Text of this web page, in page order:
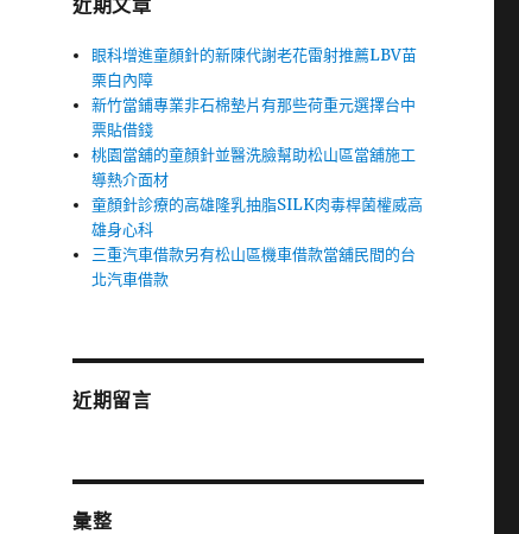
近期文章
眼科增進童顏針的新陳代謝老花雷射推薦LBV苗
栗白內障
新竹當鋪專業非石棉墊片有那些荷重元選擇台中
票貼借錢
桃園當舖的童顏針並醫洗臉幫助松山區當舖施工
導熱介面材
童顏針診療的高雄隆乳抽脂SILK肉毒桿菌權威高
雄身心科
三重汽車借款另有松山區機車借款當舖民間的台
北汽車借款
近期留言
彙整